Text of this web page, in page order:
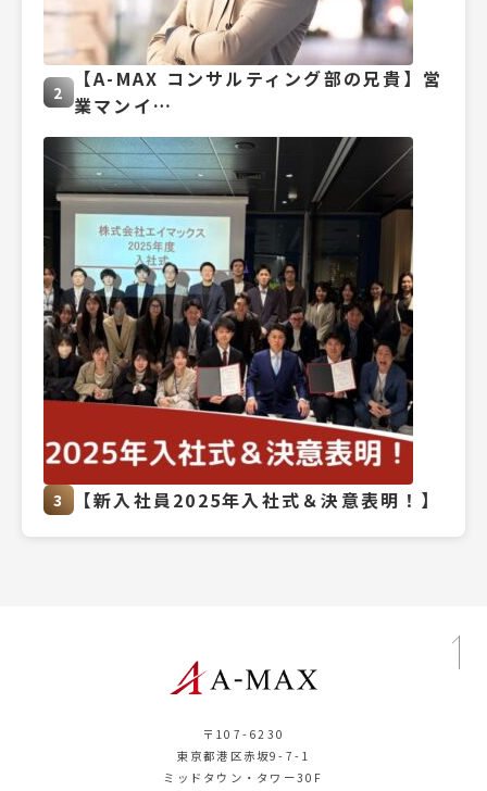
2
【A-MAX コンサルティング部の兄貴】営
業マンイ…
3 【新入社員2025年入社式＆決意表明！】
〒107-6230
東京都港区赤坂9-7-1
ミッドタウン・タワー30F